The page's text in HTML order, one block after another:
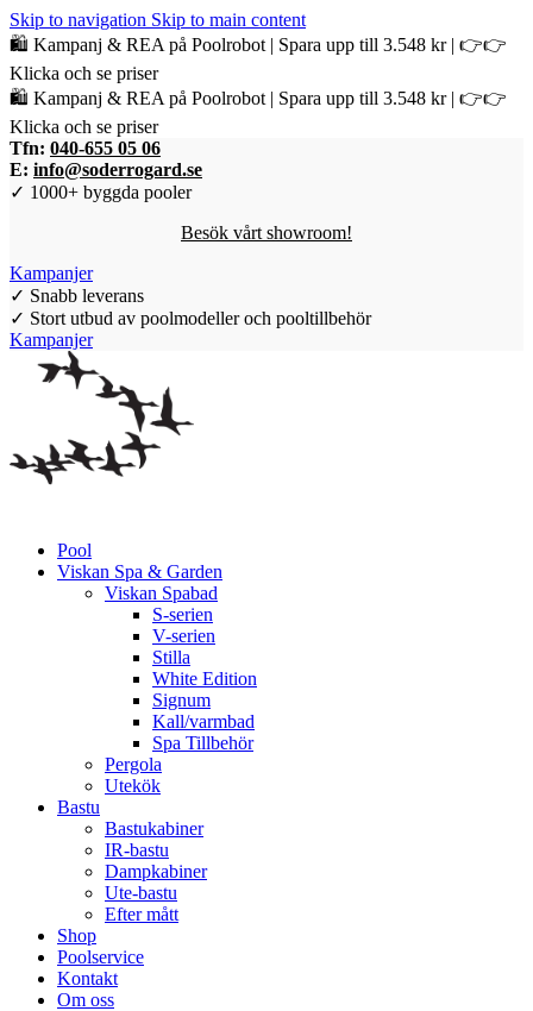
Skip to navigation Skip to main content
🛍️ Kampanj & REA på Poolrobot | Spara upp till 3.548 kr | 👉👉
Klicka och se priser
🛍️ Kampanj & REA på Poolrobot | Spara upp till 3.548 kr | 👉👉
Klicka och se priser
Tfn: 040-655 05 06
E: info@soderrogard.se
✓ 1000+ byggda pooler
Besök vårt showroom!
Kampanjer
✓ Snabb leverans
✓ Stort utbud av poolmodeller och pooltillbehör
Kampanjer
Pool
Viskan Spa & Garden
Viskan Spabad
S-serien
V-serien
Stilla
White Edition
Signum
Kall/varmbad
Spa Tillbehör
Pergola
Utekök
Bastu
Bastukabiner
IR-bastu
Dampkabiner
Ute-bastu
Efter mått
Shop
Poolservice
Kontakt
Om oss